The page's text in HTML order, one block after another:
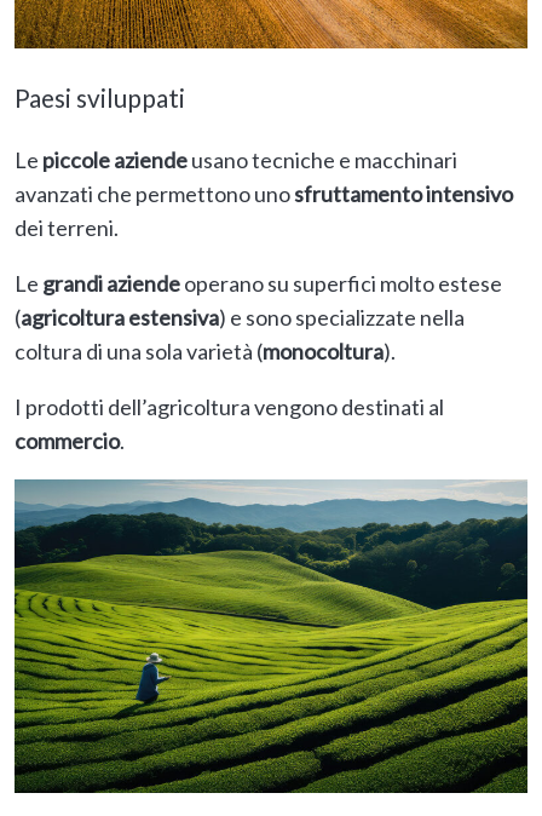
Paesi sviluppati
Le piccole aziendeusano tecniche e macchinari
avanzati che permettono unosfruttamento intensivo
dei terreni.
Le grandi aziendeoperano su superfici molto estese
(agricoltura estensiva) e sono specializzate nella
coltura di una sola varietà (monocoltura).
I prodotti dell’agricoltura vengono destinati al
commercio.